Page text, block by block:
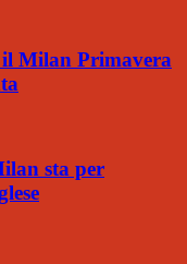
Milan Primavera
sta per